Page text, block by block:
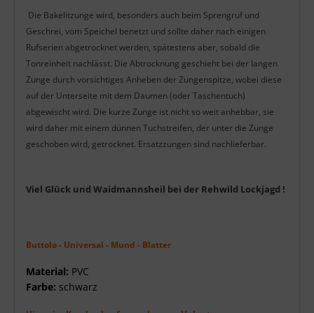
Die Bakelitzunge wird, besonders auch beim Sprengruf und
Geschrei, vom Speichel benetzt und sollte daher nach einigen
Rufserien abgetrocknet werden, spätestens aber, sobald die
Tonreinheit nachlässt. Die Abtrocknung geschieht bei der langen
Zunge durch vorsichtiges Anheben der Zungenspitze, wobei diese
auf der Unterseite mit dem Daumen (oder Taschentuch)
abgewischt wird. Die kurze Zunge ist nicht so weit anhebbar, sie
wird daher mit einem dünnen Tuchstreifen, der unter die Zunge
geschoben wird, getrocknet. Ersatzzungen sind nachlieferbar.
Viel Glück und Waidmannsheil bei der Rehwild Lockjagd !
Buttolo - Universal - Mund - Blatter
Material: PVC
Farbe: schwarz